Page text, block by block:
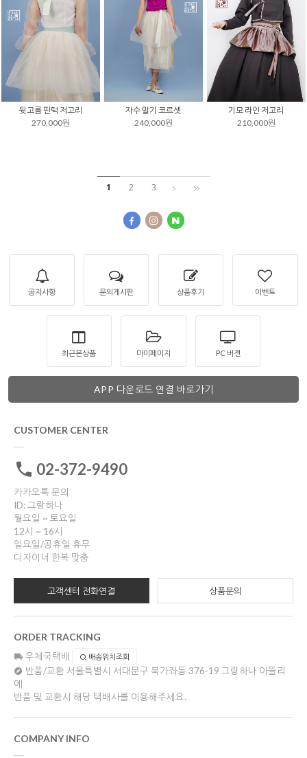
뒷고름 핀턱 저고리
270,000원
자수 말기 코르셋
240,000원
기모 라인 저고리
210,000원
1 2 3
공지사항 문의게시판 상품후기 이벤트
최근본상품 마이페이지 PC 버젼
APP 다운로드 연결 바로가기
CUSTOMER CENTER
02-372-9490
카카오톡 문의
ID: 그랑하나
월요일 ~ 토요일
12시 ~ 16시
일요일/공휴일 휴무
디자이너 한복 맞춤
고객센터 전화연결 상품문의
ORDER TRACKING
우체국택배 배송위치조회
반품/교환 서울특별시 서대문구 북가좌동 376-19 그랑하나 아뜰리
에
반품 및 교환시 해당 택배사를 이용해주세요.
COMPANY INFO